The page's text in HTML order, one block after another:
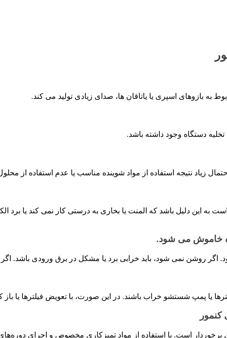
بازوهای اسپری یا یاتاقان ها، صدای زیادی تولید می کند.
دستگاه وجود داشته باشد.
زیاد نتیجه استفاده از مواد شوینده مناسب یا عدم استفاده از
این دلیل باشد که المنت یا بخاری به درستی کار نمی کند یا برد
خاموش می شود.
روشن نمی شود، باید خرابی برد یا مشکل در برق ورودی باشد.
یا پمپ شستشو خراب باشند. در این صورت، با تعویض فیلترها یا
است. با استفاده از مواد تمیزکاری مخصوص و اجرای